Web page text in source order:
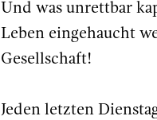
Und was unrettbar
Leben eingehaucht
Gesellschaft!
Jeden letzten